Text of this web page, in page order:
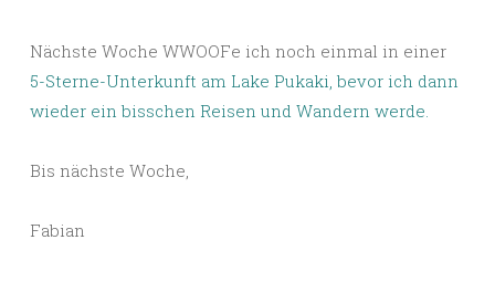
Nächste Woche WWOOFe ich noch einmal in einer
5-Sterne-Unterkunft am Lake Pukaki, bevor ich dann
wieder ein bisschen Reisen und Wandern werde.
Bis nächste Woche,
Fabian